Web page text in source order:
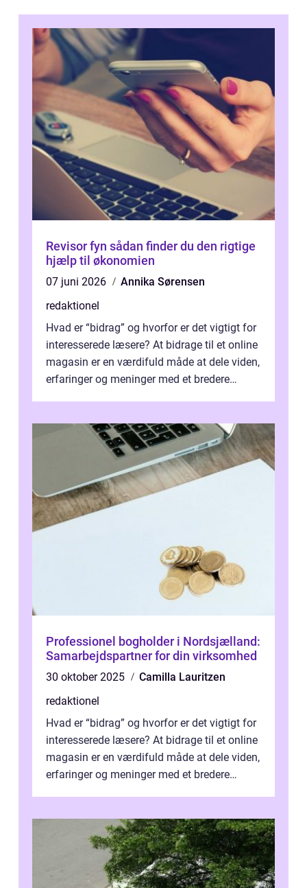
Revisor fyn sådan finder du den rigtige
hjælp til økonomien
07 juni 2026
Annika Sørensen
redaktionel
Hvad er “bidrag” og hvorfor er det vigtigt for
interesserede læsere? At bidrage til et online
magasin er en værdifuld måde at dele viden,
erfaringer og meninger med et bredere
Professionel bogholder i Nordsjælland:
Samarbejdspartner for din virksomhed
30 oktober 2025
Camilla Lauritzen
redaktionel
Hvad er “bidrag” og hvorfor er det vigtigt for
interesserede læsere? At bidrage til et online
magasin er en værdifuld måde at dele viden,
erfaringer og meninger med et bredere